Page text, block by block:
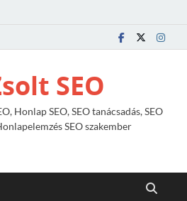
SEO
Honlap SEO, SEO tanácsadás, SEO
SEO szakember